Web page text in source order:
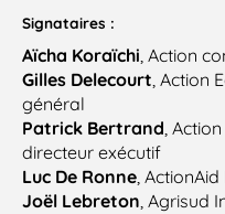
Signataires :
Aïcha Koraïchi, Action
Gilles Delecourt, Action
général
Patrick Bertrand,
directeur exécutif
Luc De Ronne,
Joël Lebreton, Agrisud